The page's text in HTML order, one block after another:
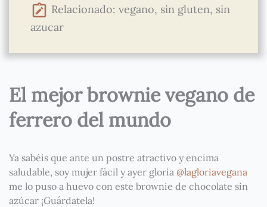
Relacionado: vegano, sin gluten, sin
azucar
El mejor brownie vegano de
ferrero del mundo
Ya sabéis que ante un postre atractivo y encima
saludable, soy mujer fácil y ayer gloria @lagloriavegana
me lo puso a huevo con este brownie de chocolate sin
azúcar ¡Guárdatela!